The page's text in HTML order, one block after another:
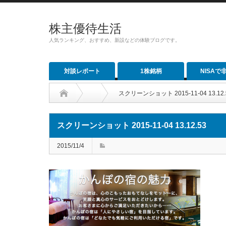
株主優待生活
人気ランキング、おすすめ、新設などの体験ブログです。
対談レポート 1株銘柄 NISAで
スクリーンショット 2015-11-04
スクリーンショット 2015-11-04 13.12.53
2015/11/4